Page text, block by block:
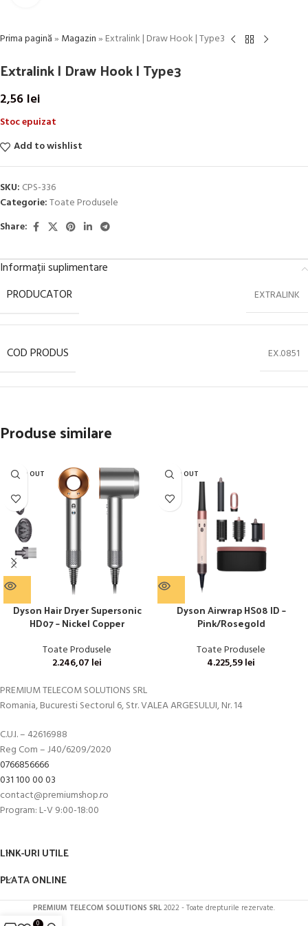
Prima pagină» Magazin» Extralink | Draw Hook | Type3
Extralink | Draw Hook | Type3
2,56 lei
Stoc epuizat
Add to wishlist
SKU: CPS-336
Categorie:Toate Produsele
Share:
Informații suplimentare
PRODUCATOR
EXTRALINK
COD PRODUS EX.0851
Produse similare
SOLD OUT
Dyson Hair Dryer Supersonic
HD07 – Nickel Copper
Toate Produsele
2.246,07 lei
SOLD OUT
Dyson Airwrap HS08 ID –
Pink/Rosegold
Toate Produsele
4.225,59lei
PREMIUM TELECOM SOLUTIONS SRL
Romania, Bucuresti Sectorul 6, Str. VALEA ARGESULUI, Nr. 14
C.U.I. – 42616988
Reg Com – J40/6209/2020
0766856666
031 100 00 03
contact@premiumshop.ro
Program: L-V 9:00-18:00
LINK-URI UTILE
PLATA ONLINE
PREMIUM TELECOM SOLUTIONS SRL2022 - Toate drepturile rezervate.
0